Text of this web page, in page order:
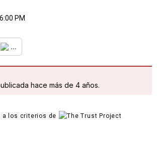
PM
...
hace más de 4 años.
a los criterios de